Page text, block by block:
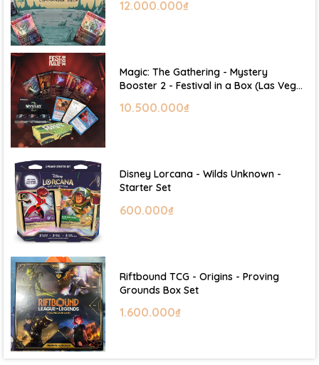
12.000.000₫
Magic: The Gathering - Mystery
Booster 2 - Festival in a Box (Las Vegas
10.500.000₫
Disney Lorcana - Wilds Unknown -
Starter Set
600.000₫
Riftbound TCG - Origins - Proving
Grounds Box Set
1.600.000₫